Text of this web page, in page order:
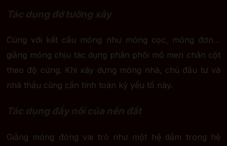
Tác dụng đỡ tường xây
Cùng với kết cấu móng như móng cọc, móng đơn…
giằng móng chịu tác dụng phân phối mô men chân cột
theo độ cứng. Khi xây dựng móng nhà, chủ đầu tư và
nhà thầu cũng cần tính toán kỹ yếu tố này.
Tác dụng đẩy nổi của nền đất
Giằng móng đóng vai trò như một hệ dầm trong hệ